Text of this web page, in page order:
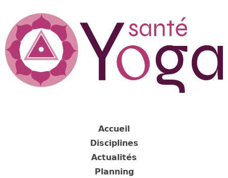
navigation
Accueil
Disciplines
Actualités
Planning